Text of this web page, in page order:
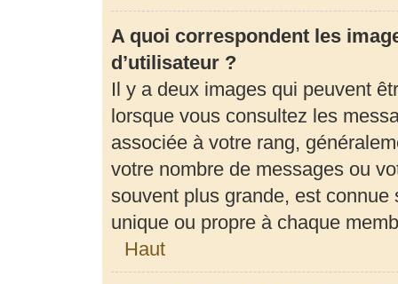
A quoi correspondent les
d’utilisateur ?
Il y a deux images qui peuvent
lorsque vous consultez les
associée à votre rang,
votre nombre de messages ou
souvent plus grande, est connue
unique ou propre à chaque
Haut